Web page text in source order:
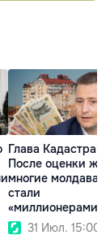
Глава Кадастра:
После оценки
многие
стали
«миллионерами»
бумаге31 Июл. 15:00